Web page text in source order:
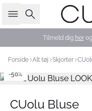
Søg
Tilmeld dig herog
Forside Alt tøj Skjorter
-50%
CUolu Bluse